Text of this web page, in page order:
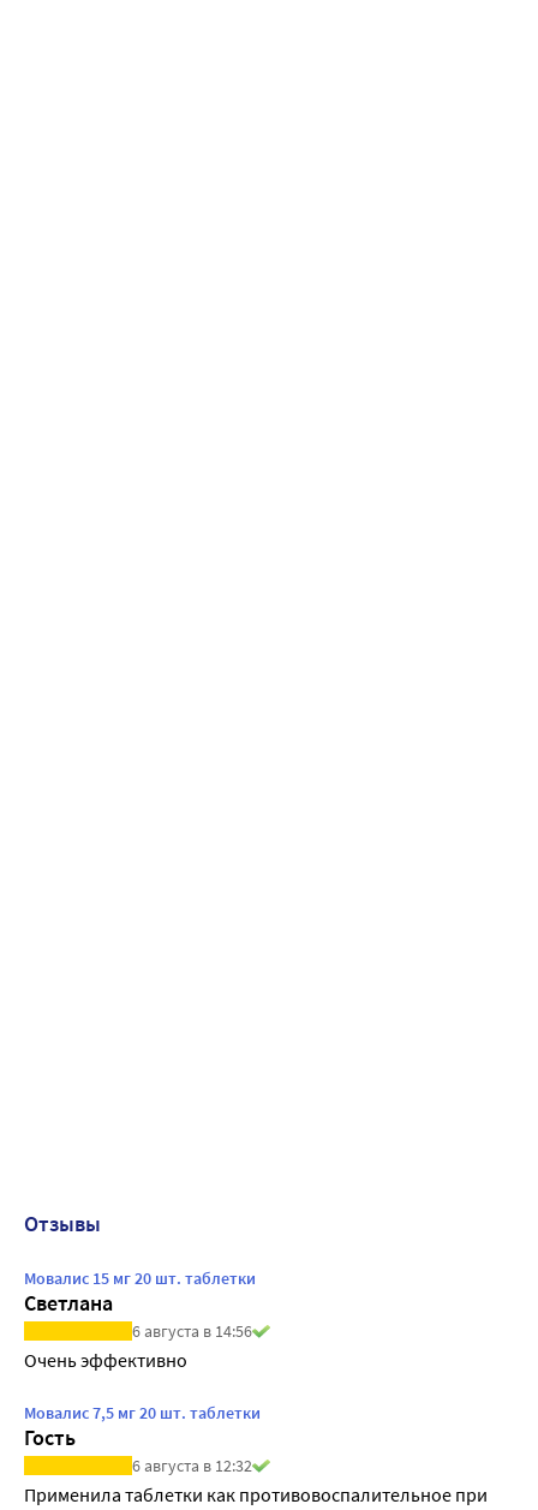
Отзывы
Мовалис 15 мг 20 шт. таблетки
Светлана
6 августа в 14:56
Очень эффективно
Мовалис 7,5 мг 20 шт. таблетки
Гость
6 августа в 12:32
Применила таблетки как противовоспалительное при